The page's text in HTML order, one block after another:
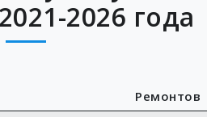
2026 года
Ремонтов